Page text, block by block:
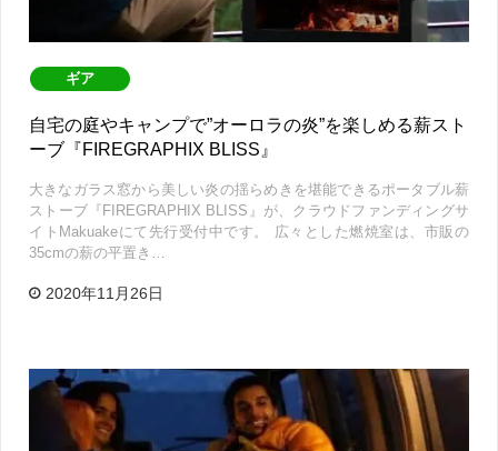
ギア
自宅の庭やキャンプで”オーロラの炎”を楽しめる薪スト
ーブ『FIREGRAPHIX BLISS』
大きなガラス窓から美しい炎の揺らめきを堪能できるポータブル薪
ストーブ『FIREGRAPHIX BLISS』が、クラウドファンディングサ
イトMakuakeにて先行受付中です。 広々とした燃焼室は、市販の
35cmの薪の平置き…
2020年11月26日